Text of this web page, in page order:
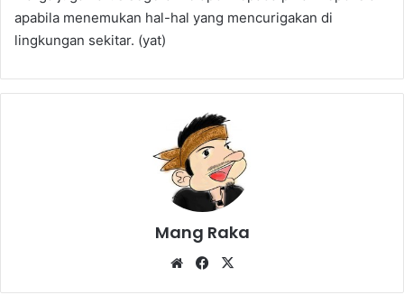
apabila menemukan hal-hal yang mencurigakan di
lingkungan sekitar. (yat)
Mang Raka
WebsiteFacebook